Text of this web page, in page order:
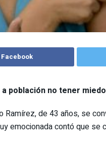
población no tener
Ramírez, de 43 años, se
emocionada contó que